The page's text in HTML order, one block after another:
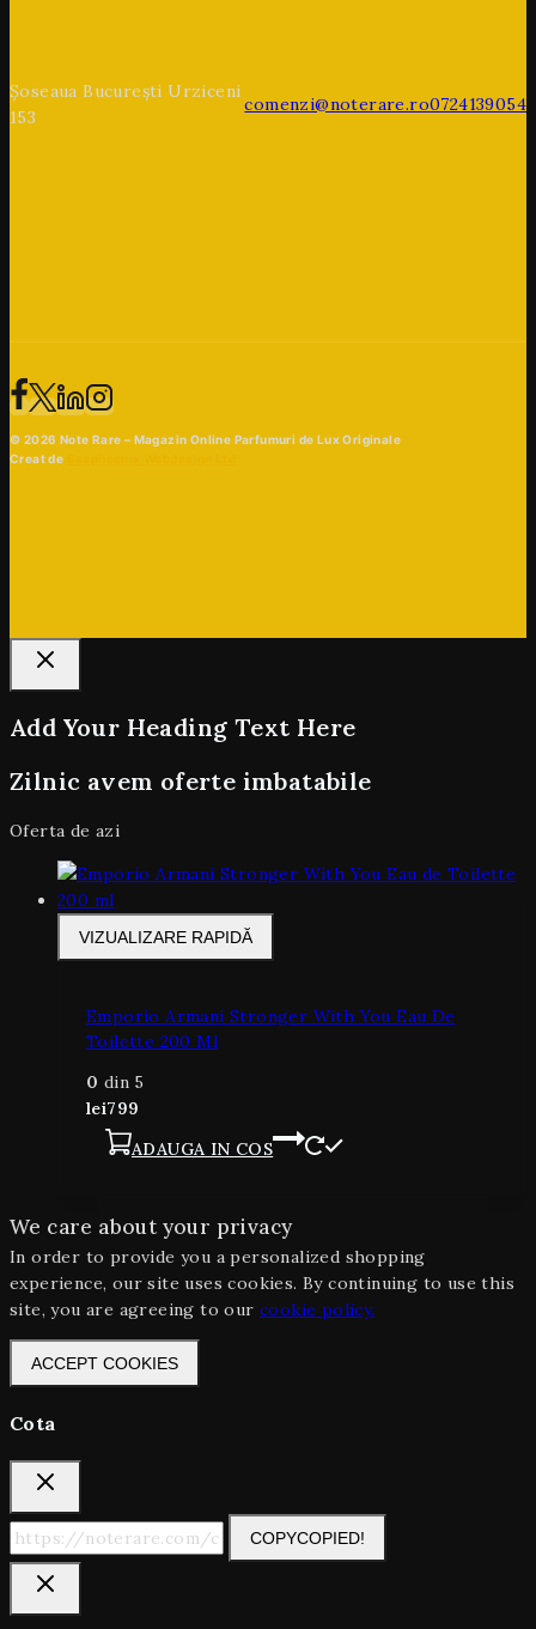
Șoseaua București Urziceni
153
comenzi@noterare.ro0724139054
© 2026 Note Rare – Magazin Online Parfumuri de Lux Originale
Creat de
Add Your Heading Text Here
Zilnic avem oferte imbatabile
Oferta de azi
VIZUALIZARE RAPIDĂ
Emporio Armani Stronger With You Eau De
Toilette 200 Ml
0 din 5
lei799
ADAUGA IN COS
We care about your privacy
In order to provide you a personalized shopping
experience, our site uses cookies. By continuing to use this
site, you are agreeing to our cookie policy.
ACCEPT COOKIES
Cota
COPYCOPIED!